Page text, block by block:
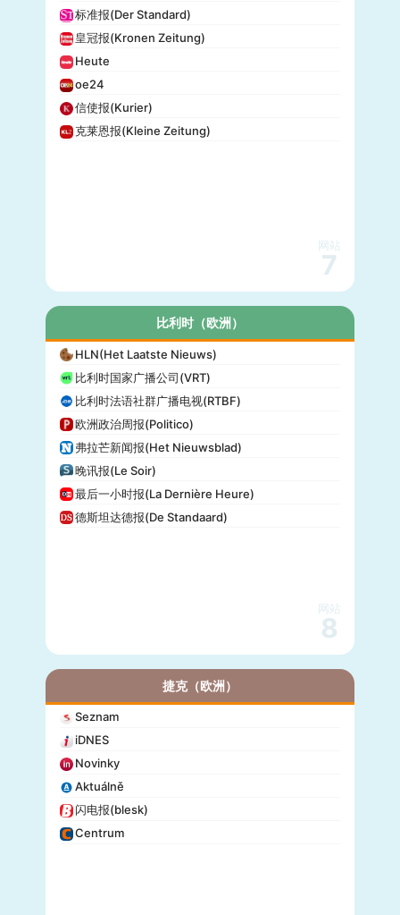
标准报(Der Standard)
皇冠报(Kronen Zeitung)
Heute
oe24
信使报(Kurier)
克莱恩报(Kleine Zeitung)
网站
7
比利时（欧洲）
HLN(Het Laatste Nieuws)
比利时国家广播公司(VRT)
比利时法语社群广播电视(RTBF)
欧洲政治周报(Politico)
弗拉芒新闻报(Het Nieuwsblad)
晚讯报(Le Soir)
最后一小时报(La Dernière Heure)
德斯坦达德报(De Standaard)
网站
8
捷克（欧洲）
Seznam
iDNES
Novinky
Aktuálně
闪电报(blesk)
Centrum